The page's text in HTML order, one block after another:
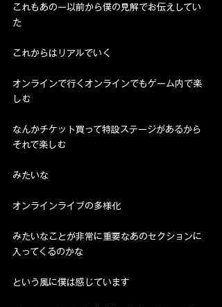
これもあのー以前から僕の見解でお伝えしてい
た
これからはリアルでいく
オンラインで行くオンラインでもゲーム内で楽
しむ
なんかチケット買って特設ステージがあるから
それで楽しむ
みたいな
オンラインライブの多様化
みたいなことが非常に重要なあのセクションに
入ってくるのかな
という風に僕は感じています